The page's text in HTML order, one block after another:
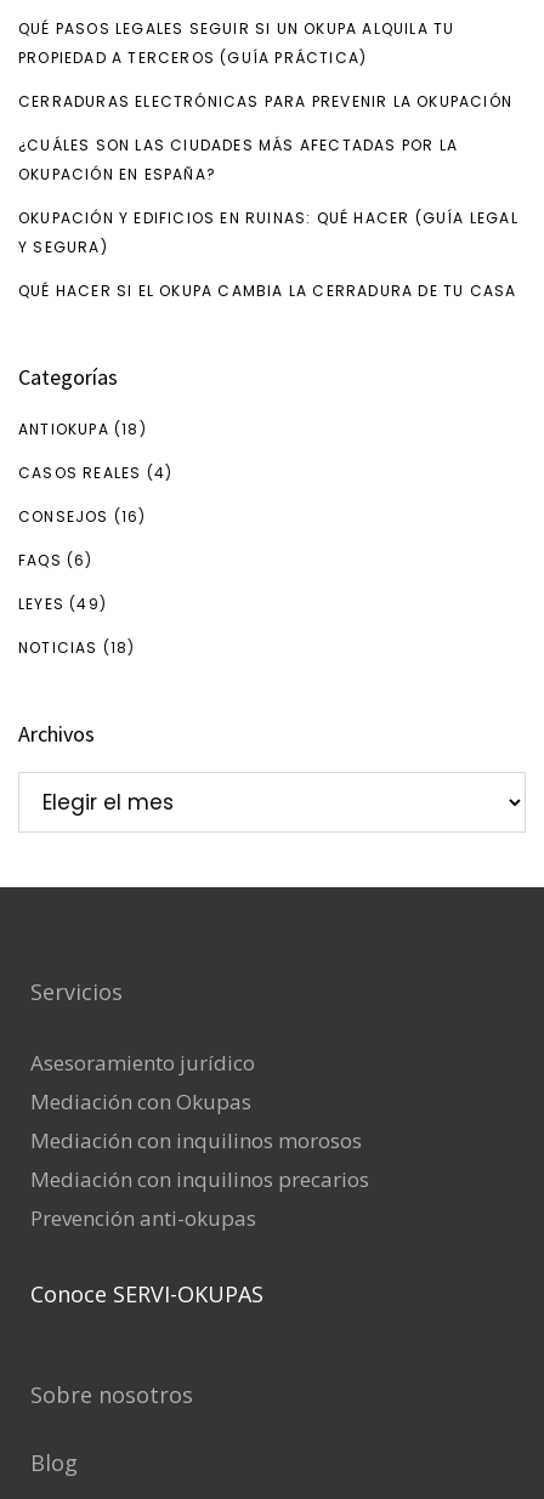
QUÉ PASOS LEGALES SEGUIR SI UN OKUPA ALQUILA TU
PROPIEDAD A TERCEROS (GUÍA PRÁCTICA)
CERRADURAS ELECTRÓNICAS PARA PREVENIR LA OKUPACIÓN
¿CUÁLES SON LAS CIUDADES MÁS AFECTADAS POR LA
OKUPACIÓN EN ESPAÑA?
OKUPACIÓN Y EDIFICIOS EN RUINAS: QUÉ HACER (GUÍA LEGAL
Y SEGURA)
QUÉ HACER SI EL OKUPA CAMBIA LA CERRADURA DE TU CASA
Categorías
ANTIOKUPA (18)
CASOS REALES (4)
CONSEJOS (16)
FAQS (6)
LEYES (49)
NOTICIAS (18)
Archivos
Servicios
Asesoramiento jurídico
Mediación con Okupas
Mediación con inquilinos morosos
Mediación con inquilinos precarios
Prevención anti-okupas
Conoce SERVI-OKUPAS
Sobre nosotros
Blog